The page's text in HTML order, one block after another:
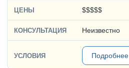
$$$$$
Неизвестно
Подробнее